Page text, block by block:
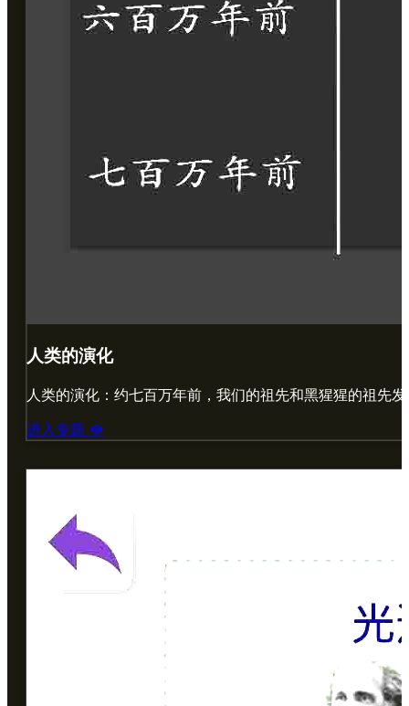
人类的演化
人类的演化：约七百万年前，我们的祖先和黑猩猩的祖先
进入专题 